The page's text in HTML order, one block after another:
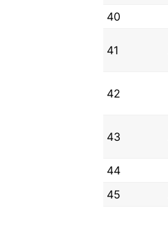
40
41
42
43
44
45